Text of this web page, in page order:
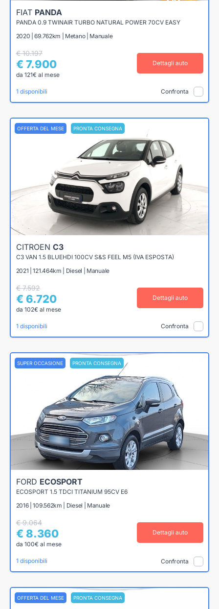
FIAT PANDA
PANDA 0.9 TWINAIR TURBO NATURAL POWER 70CV EASY
2020 | 69.762km | Metano | Manuale
€ 10.197
€ 7.900
da 121€ al mese
Dettagli auto
1 disponibili Confronta
OFFERTA DEL MESE PRONTA CONSEGNA
CITROEN C3
C3 VAN 1.5 BLUEHDI 100CV S&S FEEL M5 (IVA ESPOSTA)
2021 | 121.464km | Diesel | Manuale
€ 7.592
€ 6.720
da 102€ al mese
Dettagli auto
1 disponibili Confronta
SUPER OCCASIONE PRONTA CONSEGNA
FORD ECOSPORT
ECOSPORT 1.5 TDCI TITANIUM 95CV E6
2016 | 109.562km | Diesel | Manuale
€ 9.064
€ 8.360
da 100€ al mese
Dettagli auto
1 disponibili Confronta
OFFERTA DEL MESE PRONTA CONSEGNA